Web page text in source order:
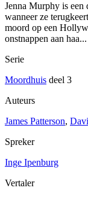
Jenna Murphy is een
wanneer ze
moord op een
onstnappen aan haa...
Serie
Moordhuis deel 3
Auteurs
James Patterson,
Spreker
Inge Ipenburg
Vertaler